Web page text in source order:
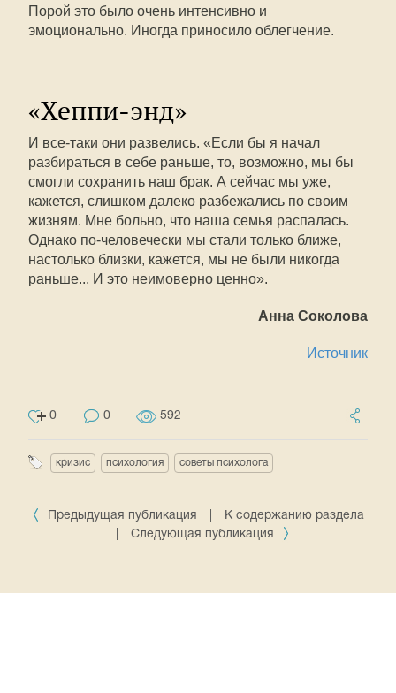
Порой это было очень интенсивно и
эмоционально. Иногда приносило облегчение.
«Хеппи-энд»
И все-таки они развелись. «Если бы я начал
разбираться в себе раньше, то, возможно, мы бы
смогли сохранить наш брак. А сейчас мы уже,
кажется, слишком далеко разбежались по своим
жизням. Мне больно, что наша семья распалась.
Однако по-человечески мы стали только ближе,
настолько близки, кажется, мы не были никогда
раньше... И это неимоверно ценно».
Анна Соколова
Источник
0 0 592
кризис психология советы психолога
Предыдущая публикация
К содержанию раздела
Следующая публикация